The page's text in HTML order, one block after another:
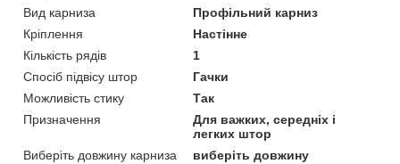
Вид карниза
Профільний карниз
Кріплення
Настінне
Кількість рядів
1
Спосіб підвісу штор
Гачки
Можливість стику
Так
Призначення
Для важких, середніх і
легких штор
Виберіть довжину карниза
виберіть довжину